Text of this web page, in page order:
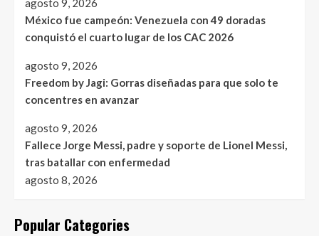
agosto 9, 2026
México fue campeón: Venezuela con 49 doradas
conquistó el cuarto lugar de los CAC 2026
agosto 9, 2026
Freedom by Jagi: Gorras diseñadas para que solo te
concentres en avanzar
agosto 9, 2026
Fallece Jorge Messi, padre y soporte de Lionel Messi,
tras batallar con enfermedad
agosto 8, 2026
Popular Categories